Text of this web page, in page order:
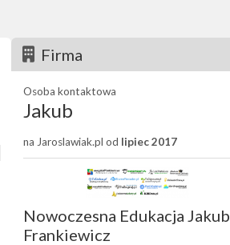
Firma
Osoba kontaktowa
Jakub
na Jaroslawiak.pl od lipiec 2017
Nowoczesna Edukacja Jakub
Frankiewicz